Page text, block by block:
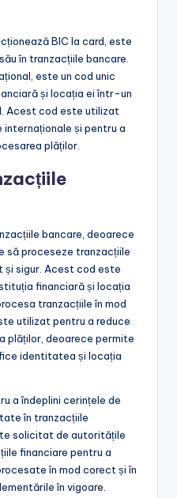
BIC la card, este
în tranzacțiile bancare.
este un cod unic
și locația ei într-un
Acest cod este utilizat
și pentru a
plăților.
bancare, deoarece
să proceseze tranzacțiile
și sigur. Acest cod este
financiară și locația
tranzacțiile în mod
utilizat pentru a reduce
plăților, deoarece permite
identitatea și locația
a îndeplini cerințele de
în tranzacțiile
solicitat de autoritățile
financiare pentru a
în mod corect și în
în vigoare.